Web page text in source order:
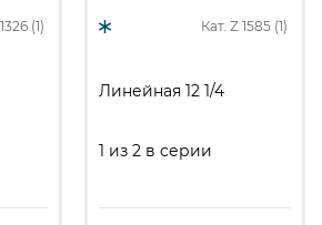
1326 (1) Кат. Z 1585 (1)
Линейная 12 1/4
1 из 2 в серии